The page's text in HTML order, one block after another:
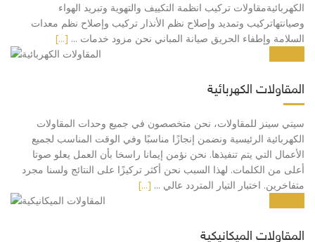
الكهربائيةمقاولات تركيب انظمة التكييف والتهوية وتبريد الهواء
وصيانتهاتركيب وتمديد وإصلاح نظم الأنذار تركيب وإصلاح نظم معدات
السلامة وإطفاء الحريق صيانة المباني نحن مزود خدمات ... [...]
المقاولات الكهربائية
سيتي سينز للمقاولات، نحن متخصصون في جميع وحدات المقاولات
الكهربائية الرئيسية ونضمن إنجازًا مناسبًا وفي الوقت المناسب لجميع
الأعمال التي يتم تنفيذها. نحن نؤمن إيمانا راسخا بأن العمل يعلو صوتا
أعلى من الكلمات. لهذا السبب نحن أكثر تركيزًا على النتائج ولسنا مجرد
متفاخرين. اختبار التيار المتردد عالي ... [...]
المقاولات الميكانيكية